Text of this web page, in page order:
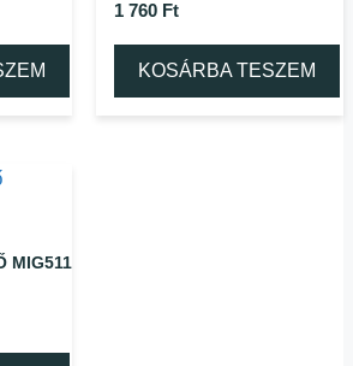
1 760 Ft
KOSÁRBA TESZEM
MIG511